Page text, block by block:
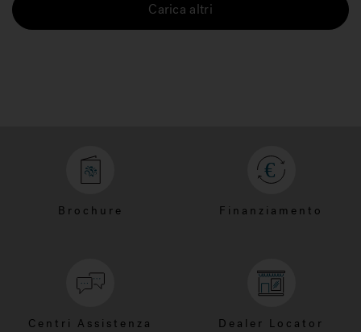
Carica altri
Brochure Finanziamento
Centri Assistenza Dealer Locator